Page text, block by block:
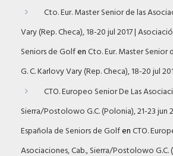
Cto. Eur. Master Senior de las
Vary (Rep. Checa), 18-20 jul 2017 |
Seniors de GolfenCto. Eur. Master Senior
G. C. Karlovy Vary (Rep. Checa), 18-20 jul
CTO. Europeo Senior De Las
Sierra/Postolowo G.C. (Polonia), 21-23 jun
Española de Seniors de GolfenCTO.
Asociaciones, Cab., Sierra/Postolowo G.C.